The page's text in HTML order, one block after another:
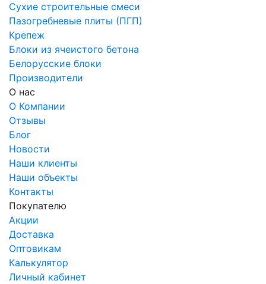
Сухие строительные смеси
Пазогребневые плиты (ПГП)
Крепеж
Блоки из ячеистого бетона
Белорусские блоки
Производители
О нас
О Компании
Отзывы
Блог
Новости
Наши клиенты
Наши объекты
Контакты
Покупателю
Акции
Доставка
Оптовикам
Калькулятор
Личный кабинет